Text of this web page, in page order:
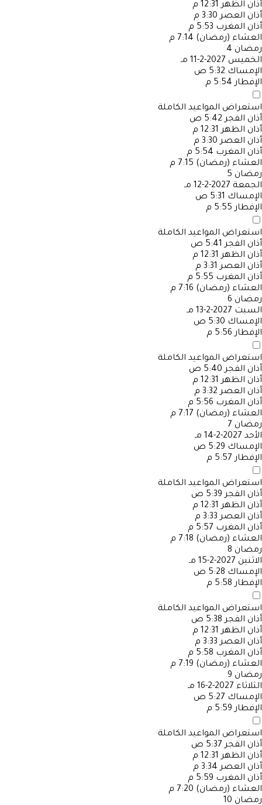
أذان الظهر 12:31 م
أذان العصر 3:30 م
أذان المغرب 5:53 م
العشاء (رمضان) 7:14 م
رمضان 4
الخميس 2027-2-11 مـ
الإمساك 5:32 ص
الإفطار 5:54 م
استعراض المواعيد الكاملة
أذان الفجر 5:42 ص
أذان الظهر 12:31 م
أذان العصر 3:30 م
أذان المغرب 5:54 م
العشاء (رمضان) 7:15 م
رمضان 5
الجمعة 2027-2-12 مـ
الإمساك 5:31 ص
الإفطار 5:55 م
استعراض المواعيد الكاملة
أذان الفجر 5:41 ص
أذان الظهر 12:31 م
أذان العصر 3:31 م
أذان المغرب 5:55 م
العشاء (رمضان) 7:16 م
رمضان 6
السبت 2027-2-13 مـ
الإمساك 5:30 ص
الإفطار 5:56 م
استعراض المواعيد الكاملة
أذان الفجر 5:40 ص
أذان الظهر 12:31 م
أذان العصر 3:32 م
أذان المغرب 5:56 م
العشاء (رمضان) 7:17 م
رمضان 7
الأحد 2027-2-14 مـ
الإمساك 5:29 ص
الإفطار 5:57 م
استعراض المواعيد الكاملة
أذان الفجر 5:39 ص
أذان الظهر 12:31 م
أذان العصر 3:33 م
أذان المغرب 5:57 م
العشاء (رمضان) 7:18 م
رمضان 8
الاثنين 2027-2-15 مـ
الإمساك 5:28 ص
الإفطار 5:58 م
استعراض المواعيد الكاملة
أذان الفجر 5:38 ص
أذان الظهر 12:31 م
أذان العصر 3:33 م
أذان المغرب 5:58 م
العشاء (رمضان) 7:19 م
رمضان 9
الثلاثاء 2027-2-16 مـ
الإمساك 5:27 ص
الإفطار 5:59 م
استعراض المواعيد الكاملة
أذان الفجر 5:37 ص
أذان الظهر 12:31 م
أذان العصر 3:34 م
أذان المغرب 5:59 م
العشاء (رمضان) 7:20 م
رمضان 10